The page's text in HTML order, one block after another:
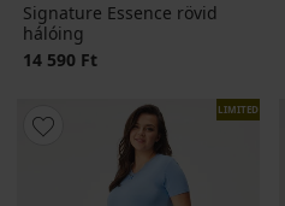
Signature Essence rövid
hálóing
14 590 Ft
LIMITED